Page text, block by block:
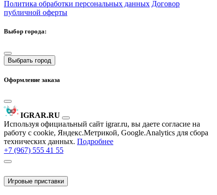
Политика обработки персональных данных Договор
публичной оферты
Выбор города:
Выбрать город
Оформление заказа
IGRAR.RU
Используя официальный сайт igrar.ru, вы даете согласие на
работу с cookie, Яндекс.Метрикой, Google.Analytics для сбора
технических данных. Подробнее
+7 (967) 555 41 55
Игровые приставки